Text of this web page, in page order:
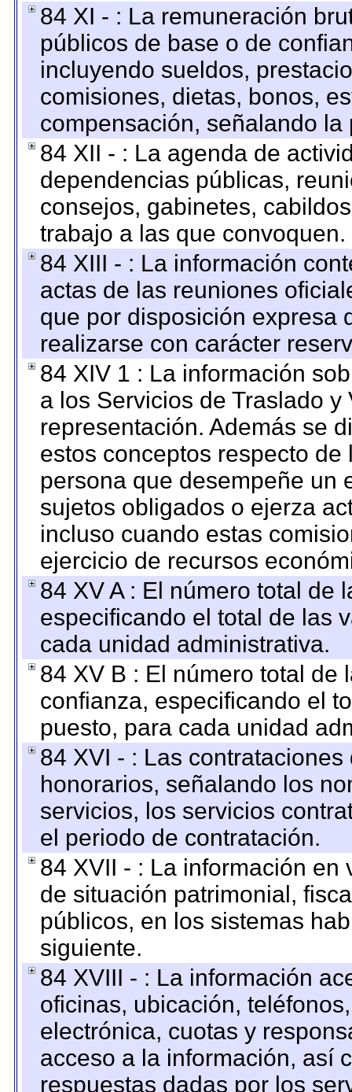
84 XI - : La remuneración
públicos de base o de
incluyendo sueldos,
comisiones, dietas, bonos,
compensación, señalando
84 XII - : La agenda de
dependencias públicas,
consejos, gabinetes,
trabajo a las que convoquen.
84 XIII - : La información
actas de las reuniones
que por disposición expresa
realizarse con carácter
84 XIV 1 : La información
a los Servicios de Traslado
representación. Además se
estos conceptos respecto
persona que desempeñe un
sujetos obligados o ejerza
incluso cuando estas
ejercicio de recursos
84 XV A : El número total de
especificando el total de las
cada unidad administrativa.
84 XV B : El número total de
confianza, especificando el
puesto, para cada unidad
84 XVI - : Las
honorarios, señalando los
servicios, los servicios
el periodo de contratación.
84 XVII - : La información
de situación patrimonial,
públicos, en los sistemas
siguiente.
84 XVIII - : La información
oficinas, ubicación,
electrónica, cuotas y
acceso a la información, así
respuestas dadas por los